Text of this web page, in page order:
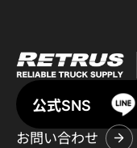
公式SNS
お問い合わせ